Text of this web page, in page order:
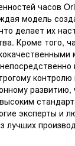
часов
модель
делает их
Кроме того,
контролю
развитию,
эксперты и
лучших